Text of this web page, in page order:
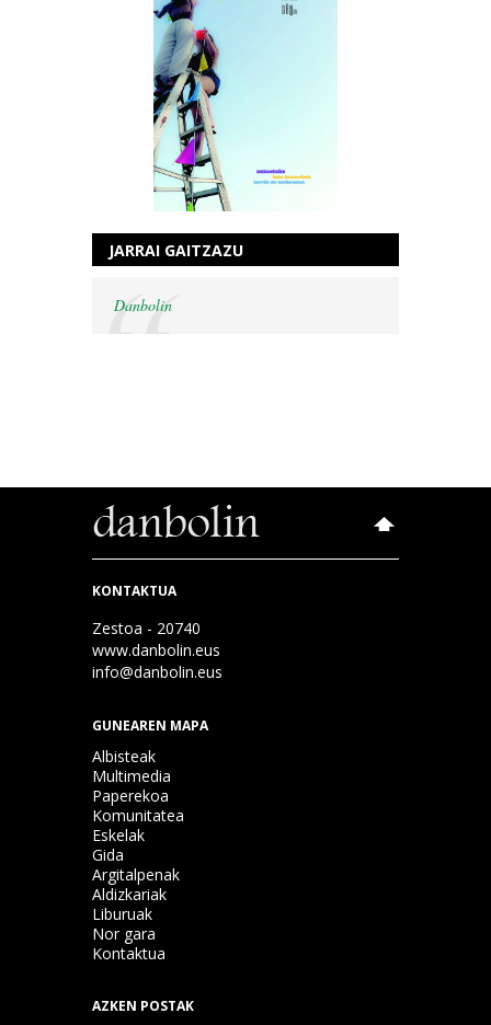
JARRAI GAITZAZU
Danbolin
KONTAKTUA
Zestoa - 20740
www.danbolin.eus
info@danbolin.eus
GUNEAREN MAPA
Albisteak
Multimedia
Paperekoa
Komunitatea
Eskelak
Gida
Argitalpenak
Aldizkariak
Liburuak
Nor gara
Kontaktua
AZKEN POSTAK